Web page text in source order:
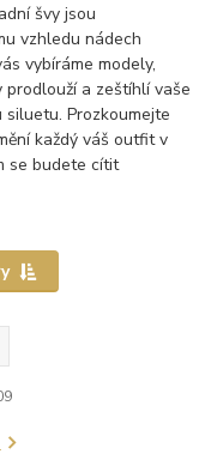
švy jsou
vzhledu nádech
vybíráme modely,
a zeštíhlí vaše
siluetu. Prozkoumejte
každý váš outfit v
se budete cítit